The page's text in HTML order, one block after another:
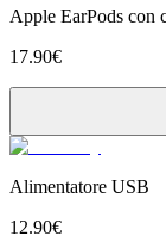
Apple EarPods con
17.90€
Alimentatore USB
12.90€